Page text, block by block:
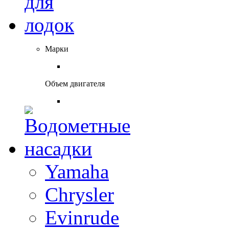
Марки
Объем двигателя
Yamaha
Chrysler
Evinrude